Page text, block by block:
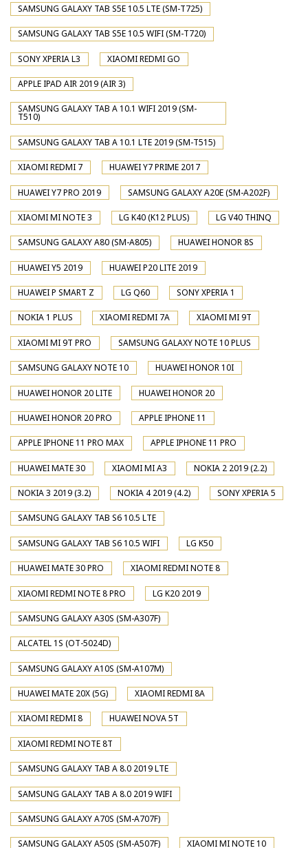
SAMSUNG GALAXY TAB S5E 10.5 LTE (SM-T725)
SAMSUNG GALAXY TAB S5E 10.5 WIFI (SM-T720)
SONY XPERIA L3 XIAOMI REDMI GO
APPLE IPAD AIR 2019 (AIR 3)
SAMSUNG GALAXY TAB A 10.1 WIFI 2019 (SM-
T510)
SAMSUNG GALAXY TAB A 10.1 LTE 2019 (SM-T515)
XIAOMI REDMI 7 HUAWEI Y7 PRIME 2017
HUAWEI Y7 PRO 2019 SAMSUNG GALAXY A20E (SM-A202F)
XIAOMI MI NOTE 3 LG K40 (K12 PLUS) LG V40 THINQ
SAMSUNG GALAXY A80 (SM-A805) HUAWEI HONOR 8S
HUAWEI Y5 2019 HUAWEI P20 LITE 2019
HUAWEI P SMART Z LG Q60 SONY XPERIA 1
NOKIA 1 PLUS XIAOMI REDMI 7A XIAOMI MI 9T
XIAOMI MI 9T PRO SAMSUNG GALAXY NOTE 10 PLUS
SAMSUNG GALAXY NOTE 10 HUAWEI HONOR 10I
HUAWEI HONOR 20 LITE HUAWEI HONOR 20
HUAWEI HONOR 20 PRO APPLE IPHONE 11
APPLE IPHONE 11 PRO MAX APPLE IPHONE 11 PRO
HUAWEI MATE 30 XIAOMI MI A3 NOKIA 2 2019 (2.2)
NOKIA 3 2019 (3.2) NOKIA 4 2019 (4.2) SONY XPERIA 5
SAMSUNG GALAXY TAB S6 10.5 LTE
SAMSUNG GALAXY TAB S6 10.5 WIFI LG K50
HUAWEI MATE 30 PRO XIAOMI REDMI NOTE 8
XIAOMI REDMI NOTE 8 PRO LG K20 2019
SAMSUNG GALAXY A30S (SM-A307F)
ALCATEL 1S (OT-5024D)
SAMSUNG GALAXY A10S (SM-A107M)
HUAWEI MATE 20X (5G) XIAOMI REDMI 8A
XIAOMI REDMI 8 HUAWEI NOVA 5T
XIAOMI REDMI NOTE 8T
SAMSUNG GALAXY TAB A 8.0 2019 LTE
SAMSUNG GALAXY TAB A 8.0 2019 WIFI
SAMSUNG GALAXY A70S (SM-A707F)
SAMSUNG GALAXY A50S (SM-A507F) XIAOMI MI NOTE 10